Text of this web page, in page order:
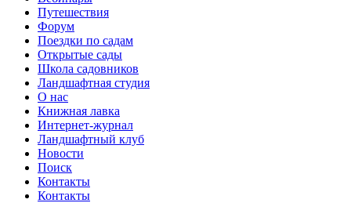
Путешествия
Форум
Поездки по садам
Открытые сады
Школа садовников
Ландшафтная студия
О нас
Книжная лавка
Интернет-журнал
Ландшафтный клуб
Новости
Поиск
Контакты
Контакты